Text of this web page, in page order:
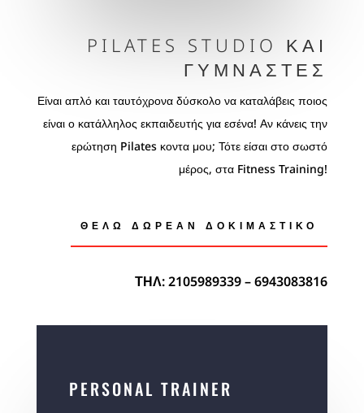
PILATES STUDIO ΚΑΙ
ΓΥΜΝΑΣΤΈΣ
Είναι απλό και ταυτόχρονα δύσκολο να καταλάβεις ποιος
είναι ο κατάλληλος εκπαιδευτής για εσένα! Αν κάνεις την
ερώτηση Pilates κοντα μου; Τότε είσαι στο σωστό
μέρος, στα Fitness Training!
ΘΕΛΩ ΔΩΡΕΑΝ ΔΟΚΙΜΑΣΤΙΚΌ
ΤΗΛ: 2105989339 – 6943083816
PERSONAL TRAINER